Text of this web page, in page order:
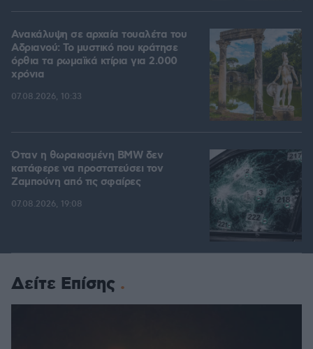
Ανακάλυψη σε αρχαία τουαλέτα του
Αδριανού: Το μυστικό που κράτησε
όρθια τα ρωμαϊκά κτίρια για 2.000
χρόνια
07.08.2026, 10:33
Όταν η θωρακισμένη BMW δεν
κατάφερε να προστατεύσει τον
Ζαμπούνη από τις σφαίρες
07.08.2026, 19:08
Δείτε Επίσης